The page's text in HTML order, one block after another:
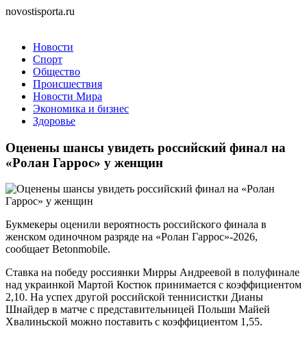
novostisporta.ru
Новости
Спорт
Общество
Происшествия
Новости Мира
Экономика и бизнес
Здоровье
Оценены шансы увидеть российский финал на
«Ролан Гаррос» у женщин
Букмекеры оценили вероятность российского финала в
женском одиночном разряде на «Ролан Гаррос»-2026,
сообщает Betonmobile.
Ставка на победу россиянки Мирры Андреевой в полуфинале
над украинкой Мартой Костюк принимается с коэффициентом
2,10. На успех другой российской теннисистки Дианы
Шнайдер в матче с представительницей Польши Майей
Хвалиньской можно поставить с коэффициентом 1,55.